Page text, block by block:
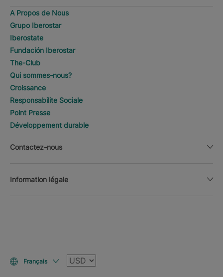
A Propos de Nous
Grupo Iberostar
Iberostate
Fundación Iberostar
The-Club
Qui sommes-nous?
Croissance
Responsabilite Sociale
Point Presse
Développement durable
Contactez-nous
Information légale
Français Devise